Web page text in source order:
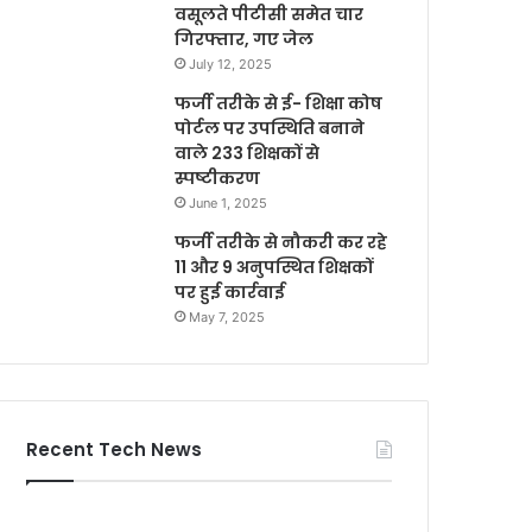
वसूलते पीटीसी समेत चार
गिरफ्तार, गए जेल
July 12, 2025
फर्जी तरीके से ई- शिक्षा कोष
पोर्टल पर उपस्थिति बनाने
वाले 233 शिक्षकों से
स्पष्टीकरण
June 1, 2025
फर्जी तरीके से नौकरी कर रहे
11 और 9 अनुपस्थित शिक्षकों
पर हुई कार्रवाई
May 7, 2025
Recent Tech News